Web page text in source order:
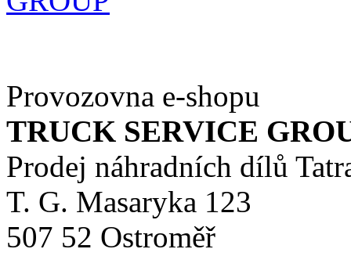
Provozovna e-shopu
TRUCK SERVICE
Prodej náhradních dílů
T. G. Masaryka 123
507 52 Ostroměř